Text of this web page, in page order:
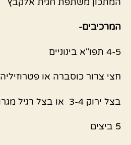
המרכיבים-
4-5 תפו"א בינוניים
חצי צרור כוסברה או פטרוזיליה
בצל ירוק 3-4 או בצל רגיל מגרוד
5 ביצים